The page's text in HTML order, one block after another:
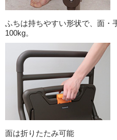
ふちは持ちやすい形状で、面・
100kg。
面は折りたたみ可能